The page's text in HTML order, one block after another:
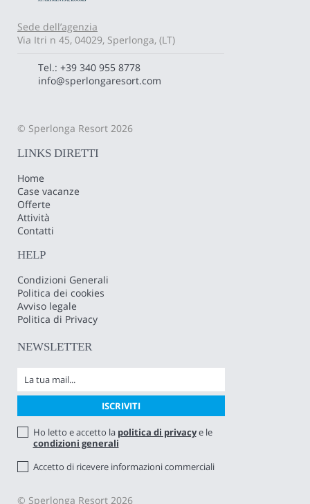
Sede dell’agenzia
Via Itri n 45, 04029, Sperlonga, (LT)
Tel.: +39 340 955 8778
info@sperlongaresort.com
© Sperlonga Resort 2026
LINKS DIRETTI
Home
Case vacanze
Offerte
Attività
Contatti
HELP
Condizioni Generali
Politica dei cookies
Avviso legale
Politica di Privacy
NEWSLETTER
Ho letto e accetto la politica di privacye le
condizioni generali
Accetto di ricevere informazioni commerciali
© Sperlonga Resort 2026